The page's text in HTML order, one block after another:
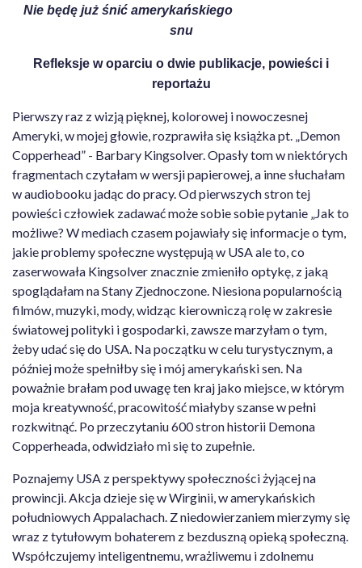
Nie będę już śnić amerykańskiego
snu
Refleksje w oparciu o dwie publikacje, powieści i
reportażu
Pierwszy raz z wizją pięknej, kolorowej i nowoczesnej
Ameryki, w mojej głowie, rozprawiła się książka pt. „Demon
Copperhead” - Barbary Kingsolver. Opasły tom w niektórych
fragmentach czytałam w wersji papierowej, a inne słuchałam
w audiobooku jadąc do pracy. Od pierwszych stron tej
powieści człowiek zadawać może sobie sobie pytanie „Jak to
możliwe? W mediach czasem pojawiały się informacje o tym,
jakie problemy społeczne występują w USA ale to, co
zaserwowała Kingsolver znacznie zmieniło optykę, z jaką
spoglądałam na Stany Zjednoczone. Niesiona popularnością
filmów, muzyki, mody, widząc kierowniczą rolę w zakresie
światowej polityki i gospodarki, zawsze marzyłam o tym,
żeby udać się do USA. Na początku w celu turystycznym, a
później może spełniłby się i mój amerykański sen. Na
poważnie brałam pod uwagę ten kraj jako miejsce, w którym
moja kreatywność, pracowitość miałyby szanse w pełni
rozkwitnąć. Po przeczytaniu 600 stron historii Demona
Copperheada, odwidziało mi się to zupełnie.
Poznajemy USA z perspektywy społeczności żyjącej na
prowincji. Akcja dzieje się w Wirginii, w amerykańskich
południowych Appalachach. Z niedowierzaniem mierzymy się
wraz z tytułowym bohaterem z bezduszną opieką społeczną.
Współczujemy inteligentnemu, wrażliwemu i zdolnemu